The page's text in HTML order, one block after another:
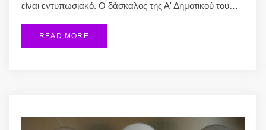
είναι εντυπωσιακό. Ο δάσκαλος της Α' Δημοτικού του…
READ MORE